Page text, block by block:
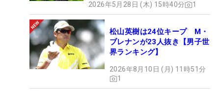
2026年5月28日 (木) 15時40分 1
松山英樹は24位キープ M・
ブレナンが23人抜き【男子世
界ランキング】
2026年8月10日 (月) 11時51分
1